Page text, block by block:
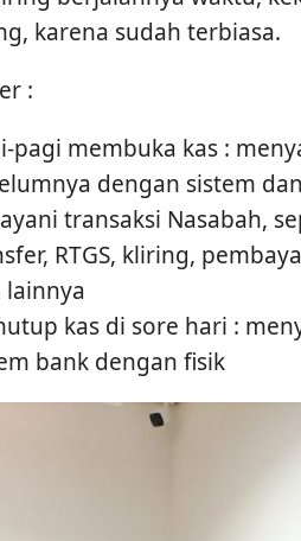
karena sudah terbiasa.
:
pagi membuka kas :
dengan sistem
transaksi Nasabah,
RTGS, kliring,
lainnya
kas di sore hari :
bank dengan fisik